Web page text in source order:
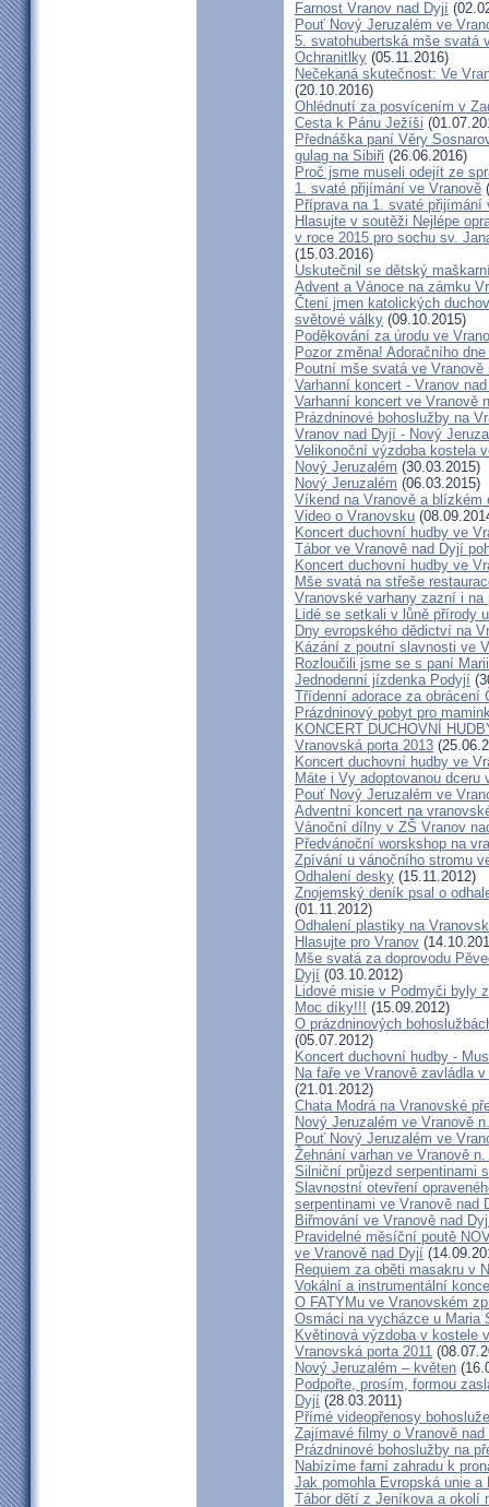
Farnost Vranov nad Dyjí
Pouť Nový Jeruzalém ve
5. svatohubertská mše svatá
Ochranitlky (05.11.2016)
Nečekaná skutečnost: Ve
(20.10.2016)
Ohlédnutí za posvícením v
Cesta k Pánu Ježíši
Přednáška paní Věry
gulag na Sibiři (26.06.2016)
Proč jsme museli odejít ze
1. svaté přijímání ve Vranově
Příprava na 1. svaté přijímání
Hlasujte v soutěži Nejlépe
v roce 2015 pro sochu sv.
(15.03.2016)
Uskutečnil se dětský
Advent a Vánoce na zámku
Čtení jmen katolických
světové války (09.10.2015)
Poděkování za úrodu ve
Pozor změna! Adoračního
Poutní mše svatá ve Vranově
Varhanní koncert - Vranov
Varhanní koncert ve Vranově
Prázdninové bohoslužby na
Vranov nad Dyjí - Nový
Velikonoční výzdoba kostela
Nový Jeruzalém (30.03.2015)
Nový Jeruzalém (06.03.2015)
Víkend na Vranově a blízkém
Video o Vranovsku
Koncert duchovní hudby ve
Tábor ve Vranově nad Dyjí
Koncert duchovní hudby ve
Mše svatá na střeše
Vranovské varhany zazní i
Lidé se setkali v lůně přírody
Dny evropského dědictví na
Kázání z poutní slavnosti ve
Rozloučili jsme se s paní
Jednodenní jízdenka Podyjí
Třídenní adorace za obrácení
Prázdninový pobyt pro
KONCERT DUCHOVNÍ
Vranovská porta 2013
Koncert duchovní hudby ve
Máte i Vy adoptovanou dceru
Pouť Nový Jeruzalém ve
Adventní koncert na
Vánoční dílny v ZŠ Vranov
Předvánoční worskshop na
Zpívání u vánočního stromu
Odhalení desky (15.11.2012)
Znojemský deník psal o
(01.11.2012)
Odhalení plastiky na
Hlasujte pro Vranov
Mše svatá za doprovodu
Dyjí (03.10.2012)
Lidové misie v Podmyči byly
Moc díky!!! (15.09.2012)
O prázdninových
(05.07.2012)
Koncert duchovní hudby -
Na faře ve Vranově zavládla
(21.01.2012)
Chata Modrá na Vranovské
Nový Jeruzalém ve Vranově
Pouť Nový Jeruzalém ve
Žehnání varhan ve Vranově
Silniční průjezd serpentinami
Slavnostní otevření
serpentinami ve Vranově nad
Biřmování ve Vranově nad
Pravidelné měsíční poutě
ve Vranově nad Dyjí
Requiem za oběti masakru v
Vokální a instrumentální
O FATYMu ve Vranovském
Osmáci na vycházce u Maria
Květinová výzdoba v kostele
Vranovská porta 2011
Nový Jeruzalém – květen
Podpořte, prosím, formou
Dyjí (28.03.2011)
Přímé videopřenosy
Zajímavé filmy o Vranově nad
Prázdninové bohoslužby na
Nabízíme farní zahradu k
Jak pomohla Evropská unie
Tábor dětí z Jeníkova a okolí